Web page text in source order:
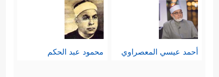
أحمد عيسي المعصراوي محمود عبد الحكم